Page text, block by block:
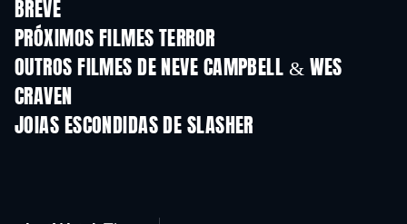
BREVE
PRÓXIMOS FILMES TERROR
OUTROS FILMES DE NEVE CAMPBELL & WES
CRAVEN
JOIAS ESCONDIDAS DE SLASHER